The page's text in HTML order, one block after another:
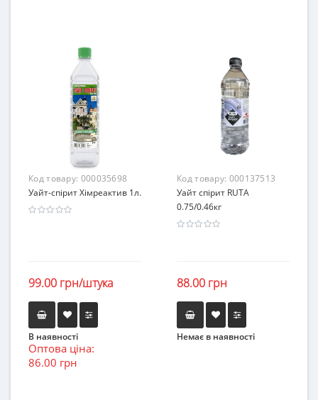
Код товару: 000035698
Уайт-спірит Хімреактив 1л.
99.00 грн/штука
В наявності
Оптова ціна:
86.00 грн
Код товару: 000137513
Уайт спірит RUTA
0.75/0.46кг
88.00 грн
Немає в наявності